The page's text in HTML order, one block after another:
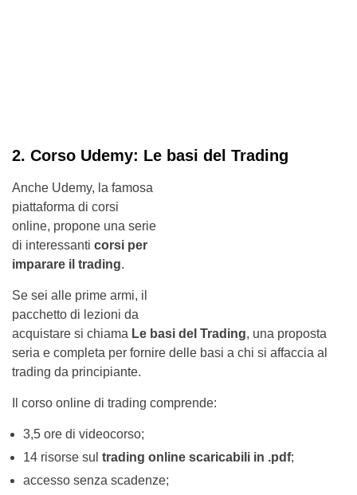
2. Corso Udemy: Le basi del Trading
Anche Udemy, la famosa
piattaforma di corsi
online, propone una serie
di interessanti corsi per
imparare il trading.
Se sei alle prime armi, il
pacchetto di lezioni da
acquistare si chiama Le basi del Trading, una proposta
seria e completa per fornire delle basi a chi si affaccia al
trading da principiante.
Il corso online di trading comprende:
3,5 ore di videocorso;
14 risorse sul trading online scaricabili in .pdf;
accesso senza scadenze;